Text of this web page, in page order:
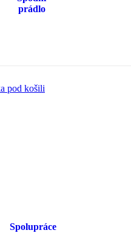
prádlo
pod košili
Spolupráce